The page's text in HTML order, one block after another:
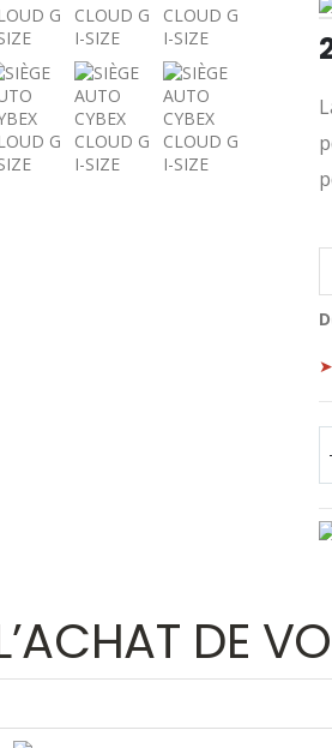
DE